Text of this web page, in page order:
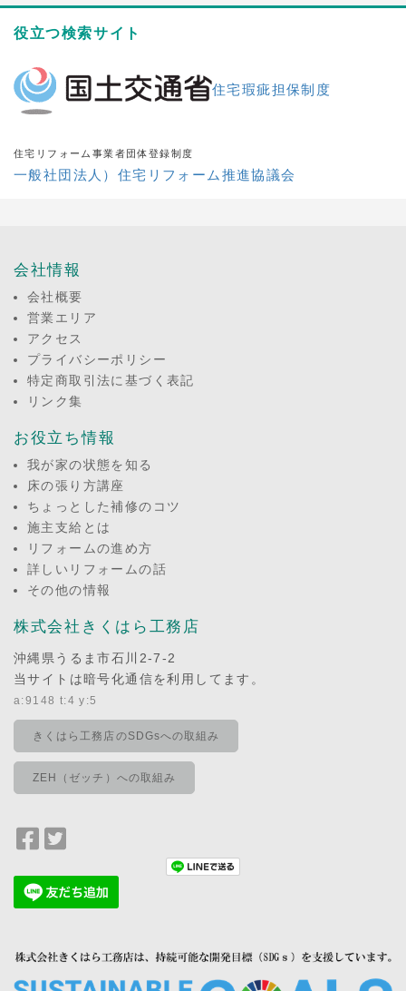
役立つ検索サイト
住宅瑕疵担保制度
住宅リフォーム事業者団体登録制度
一般社団法人）住宅リフォーム推進協議会
会社情報
会社概要
営業エリア
アクセス
プライバシーポリシー
特定商取引法に基づく表記
リンク集
お役立ち情報
我が家の状態を知る
床の張り方講座
ちょっとした補修のコツ
施主支給とは
リフォームの進め方
詳しいリフォームの話
その他の情報
株式会社きくはら工務店
沖縄県うるま市石川2-7-2
当サイトは暗号化通信を利用してます。
a:9148 t:4 y:5
きくはら工務店のSDGsへの取組み
ZEH（ゼッチ）への取組み
Facebook
シ
ェ
シ
ェ